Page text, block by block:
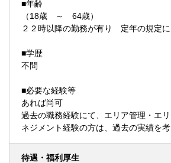
■年齢
（18歳 ～ 64歳）
２２時以降の勤務が有り 定年の規定に
■学歴
不問
■必要な経験等
あれば尚可
過去の職務経験にて、エリア管理・エ
ネジメント経験の方は、過去の実績を考
待遇・福利厚生